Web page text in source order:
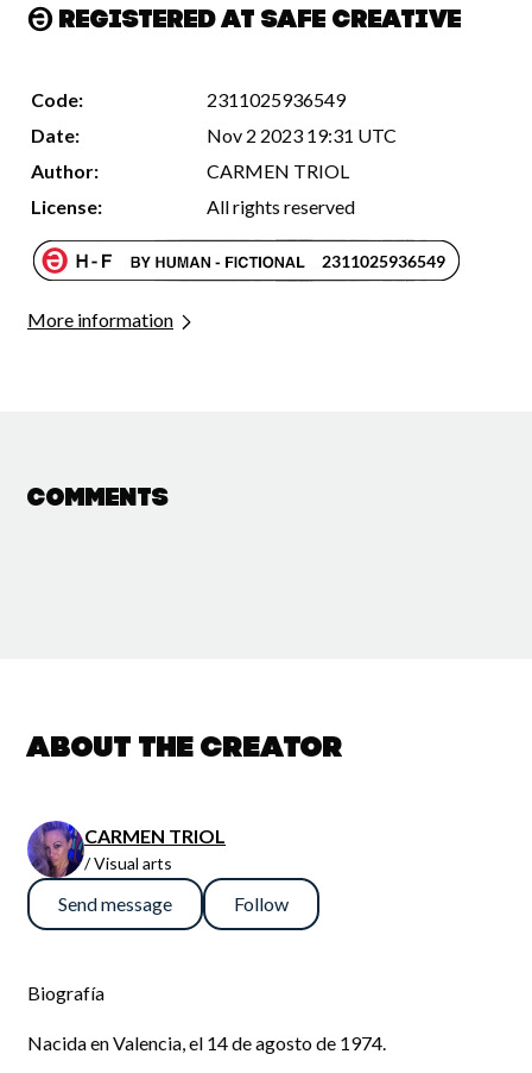
Registered at Safe Creative
Code:
2311025936549
Date:
Nov 2 2023 19:31 UTC
Author:
CARMEN TRIOL
License:
All rights reserved
More information
Comments
About the creator
CARMEN TRIOL
/ Visual arts
Send message Follow
Biografía
Nacida en Valencia, el 14 de agosto de 1974.